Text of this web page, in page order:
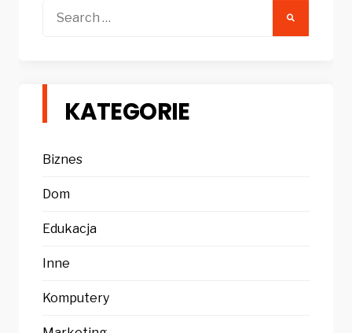
KATEGORIE
Biznes
Dom
Edukacja
Inne
Komputery